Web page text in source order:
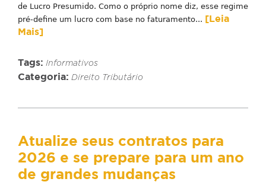
de Lucro Presumido. Como o próprio nome diz, esse regime
pré-define um lucro com base no faturamento... [Leia
Mais]
Tags: Informativos
Categoria: Direito Tributário
Atualize seus contratos para
2026 e se prepare para um ano
de grandes mudanças